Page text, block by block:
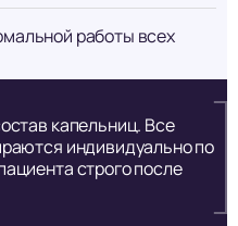
работы всех
капельниц. Все
индивидуально по
строго после